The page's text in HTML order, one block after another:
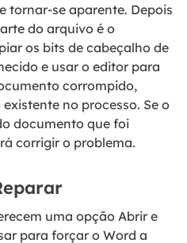
tornar-se aparente. Depois
do arquivo é o
os bits de cabeçalho de
e usar o editor para
corrompido,
no processo. Se o
documento que foi
corrigir o problema.
uma opção Abrir e
para forçar o Word a